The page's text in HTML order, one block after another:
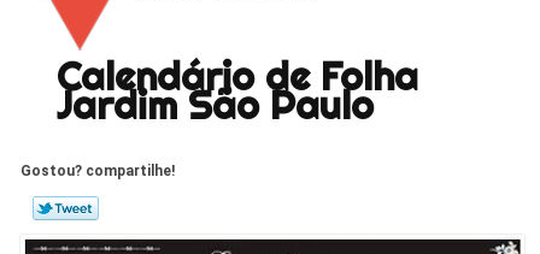
Calendário de Folha
Jardim São Paulo
Gostou? compartilhe!